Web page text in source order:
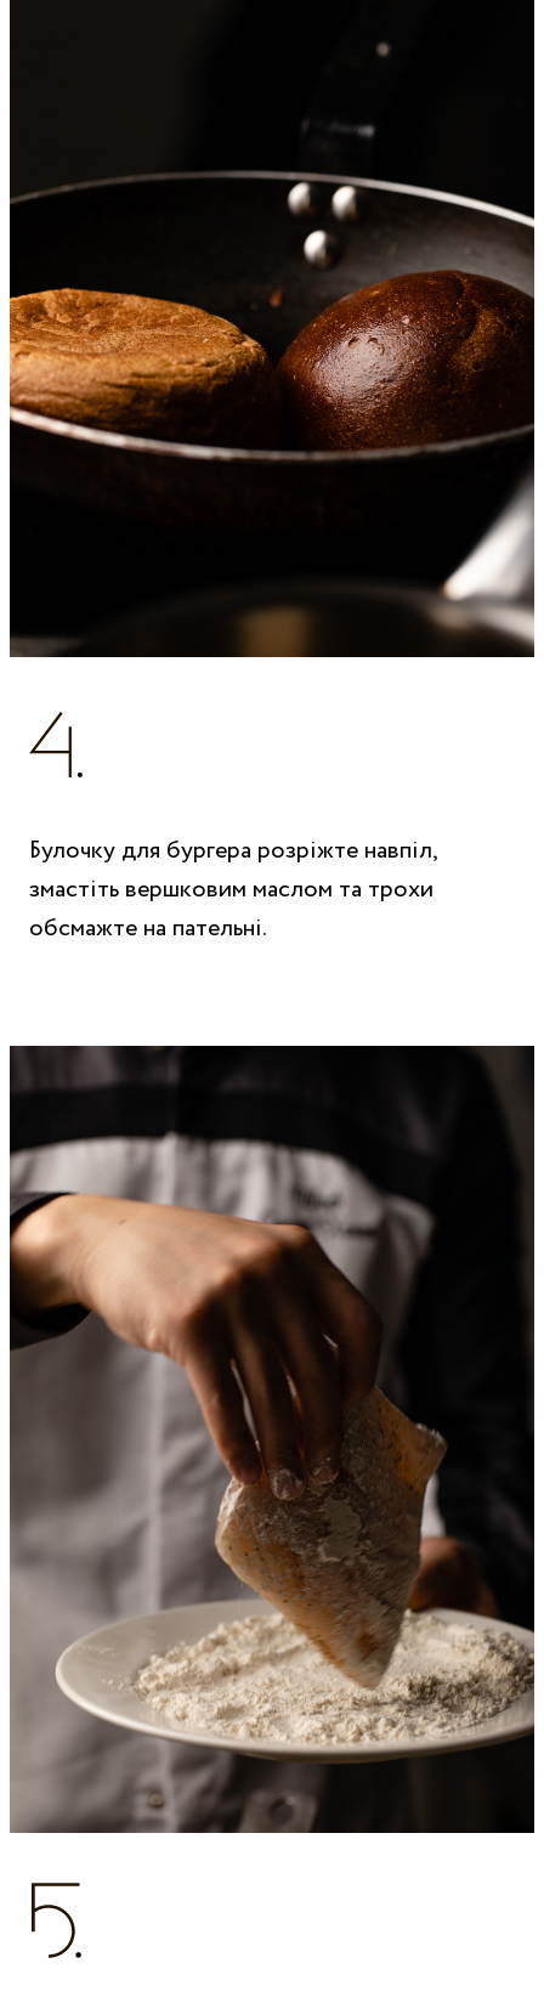
Булочку для бургера розріжте навпіл,
змастіть вершковим маслом та трохи
обсмажте на пательні.